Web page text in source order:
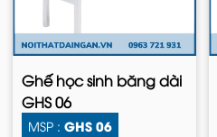
Ghế học sinh băng dài
GHS 06
MSP : GHS 06